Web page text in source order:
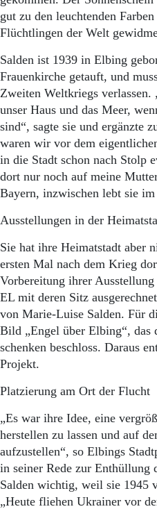
Wer
Aktuelle
Abo
gut zu den leuchtenden
Flüchtlingen der Welt
Salden ist 1939 in Elbing
Frauenkirche getauft, und
Zweiten Weltkriegs verlassen.
unser Haus und das Meer,
sind“, sagte sie und ergänzte
waren wir vor dem
in die Stadt schon nach Stolp
dort nur noch auf meine
Bayern, inzwischen lebt sie
Ausstellungen in der
Sie hat ihre Heimatstadt aber
ersten Mal nach dem Krieg
Vorbereitung ihrer
EL mit deren Sitz
von Marie-Luise Salden. Für
Bild „Engel über Elbing“, das
schenken beschloss. Daraus
Projekt.
Platzierung am Ort der Flucht
„Es war ihre Idee, eine
herstellen zu lassen und auf
aufzustellen“, so Elbings
in seiner Rede zur Enthüllung
Salden wichtig, weil sie 1945
„Heute fliehen Ukrainer vor